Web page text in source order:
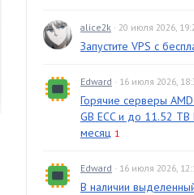
alice2k · 20 июля 2026,
Запустите VPS с
Edward · 16 июля 2026,
Горячие серверы
GB ECC и до 11.52
месяц 1
Edward · 16 июля 2026,
В наличии